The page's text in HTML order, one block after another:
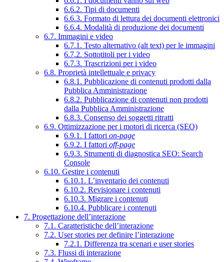
6.6.2. Tipi di documenti
6.6.3. Formato di lettura dei documenti elettronici
6.6.4. Modalità di produzione dei documenti
6.7. Immagini e video
6.7.1. Testo alternativo (alt text) per le immagini
6.7.2. Sottotitoli per i video
6.7.3. Trascrizioni per i video
6.8. Proprietà intellettuale e privacy
6.8.1. Pubblicazione di contenuti prodotti dalla
Pubblica Amministrazione
6.8.2. Pubblicazione di contenuti non prodotti
dalla Pubblica Amministrazione
6.8.3. Consenso dei soggetti ritratti
6.9. Ottimizzazione per i motori di ricerca (SEO)
6.9.1. I fattori on-page
6.9.2. I fattori off-page
6.9.3. Strumenti di diagnostica SEO: Search
Console
6.10. Gestire i contenuti
6.10.1. L’inventario dei contenuti
6.10.2. Revisionare i contenuti
6.10.3. Migrare i contenuti
6.10.4. Pubblicare i contenuti
7. Progettazione dell’interazione
7.1. Caratteristiche dell’interazione
7.2. User stories per definire l’interazione
7.2.1. Differenza tra scenari e user stories
7.3. Flussi di interazione